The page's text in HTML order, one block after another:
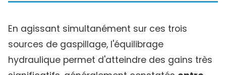
En agissant simultanément sur ces trois
sources de gaspillage, l'équilibrage
hydraulique permet d'atteindre des gains très